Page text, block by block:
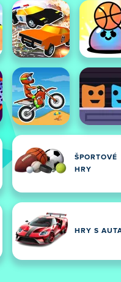
ŠPORTOVÉ
HRY
HRY S